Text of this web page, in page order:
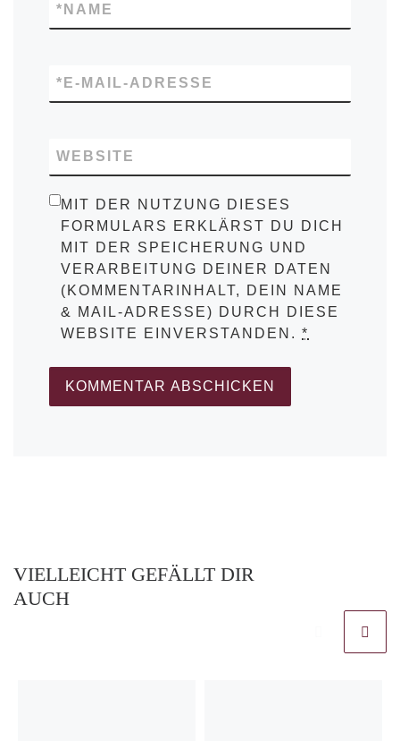
NAME
*
E-MAIL-ADRESSE
*
WEBSITE
MIT DER NUTZUNG DIESES
FORMULARS ERKLÄRST DU DICH
MIT DER SPEICHERUNG UND
VERARBEITUNG DEINER DATEN
(KOMMENTARINHALT, DEIN NAME
& MAIL-ADRESSE) DURCH DIESE
WEBSITE EINVERSTANDEN. *
VIELLEICHT GEFÄLLT DIR
AUCH